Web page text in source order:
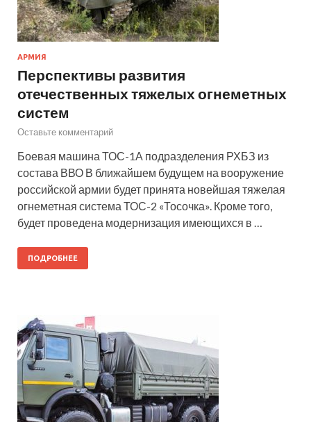
АРМИЯ
Перспективы развития
отечественных тяжелых огнеметных
систем
Оставьте комментарий
Боевая машина ТОС-1А подразделения РХБЗ из
состава ВВО В ближайшем будущем на вооружение
российской армии будет принята новейшая тяжелая
огнеметная система ТОС-2 «Тосочка». Кроме того,
будет проведена модернизация имеющихся в …
ПОДРОБНЕЕ